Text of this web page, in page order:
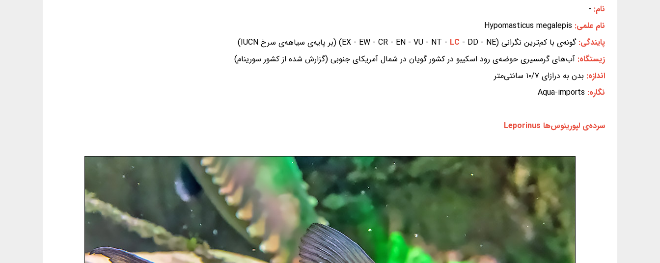
نام: -
نام علمی: Hypomasticus megalepis
پایندگی:گونه‌ی با کم‌ترین نگرانی (EX - EW - CR - EN - VU - NT - LC - DD - NE) (بر پایه‌ی سیاهه‌ی سرخ IUCN)
زیستگاه: آب‌های گرمسیری حوضه‌ی رود اسکیبو در کشور گویان در شمال آمریکای جنوبی (گزارش شده از کشور سورینام)
اندازه: بدن به درازای ۱۰/۷ سانتی‌متر
نگاره: Aqua-imports
سرده‌ی لپورینوس‌ها Leporinus